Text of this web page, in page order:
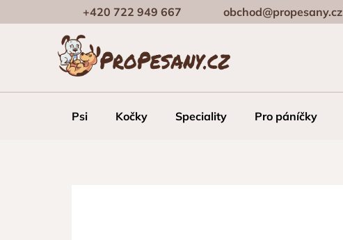
na
+420 722 949 667 obchod@propesany.cz
Psi Kočky Speciality Pro páníčky